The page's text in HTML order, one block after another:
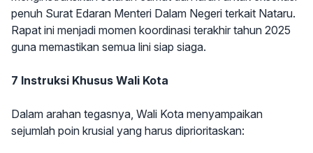
penuh Surat Edaran Menteri Dalam Negeri terkait Nataru.
Rapat ini menjadi momen koordinasi terakhir tahun 2025
guna memastikan semua lini siap siaga.
7 Instruksi Khusus Wali Kota
Dalam arahan tegasnya, Wali Kota menyampaikan
sejumlah poin krusial yang harus diprioritaskan: